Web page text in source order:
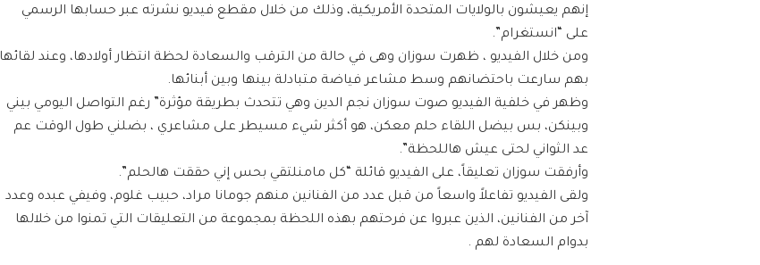
إنهم يعيشون بالولايات المتحدة الأمريكية، وذلك من خلال مقطع فيديو نشرته عبر حسابها الرسمي
على “انستغرام”.
ومن خلال الفيديو ، ظهرت سوزان وهى في حالة من الترقب والسعادة لحظة انتظار أولادها، وعند لقائها
بهم سارعت باحتضانهم وسط مشاعر فياضة متبادلة بينها وبين أبنائها.
وظهر في خلفية الفيديو صوت سوزان نجم الدين وهي تتحدث بطريقة مؤثرة” رغم التواصل اليومي بيني
وبينكن، بس بيضل اللقاء حلم معكن، هو أكثر شيء مسيطر على مشاعري ، بضلني طول الوقت عم
عد الثواني لحتى عيش هاللحظة”.
وأرفقت سوزان تعليقاً، على الفيديو قائلة “كل مامنلتقي بحس إني حققت هالحلم”.
ولقى الفيديو تفاعلاً واسعاً من قبل عدد من الفنانين منهم جومانا مراد، حبيب غلوم، وفيفي عبده وعدد
آخر من الفنانين، الذين عبروا عن فرحتهم بهذه اللحظة بمجموعة من التعليقات التي تمنوا من خلالها
بدوام السعادة لهم .